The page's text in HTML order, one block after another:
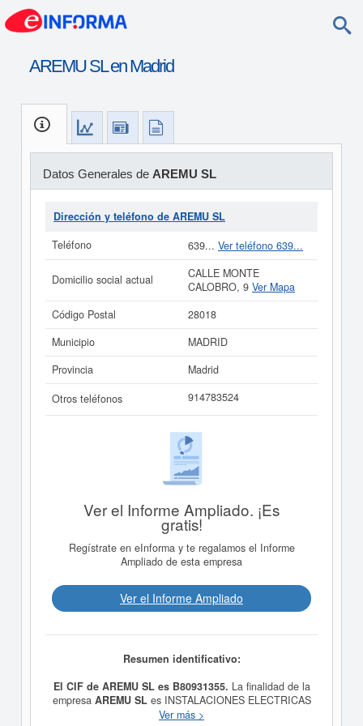
AREMU SL en Madrid
Datos Generales de AREMU SL
Dirección y teléfono de AREMU SL
Teléfono
639... Ver teléfono 639...
Domicilio social actual
CALLE MONTE
CALOBRO, 9 Ver Mapa
Código Postal
28018
Municipio
MADRID
Provincia
Madrid
Otros teléfonos
914783524
Ver el Informe Ampliado. ¡Es
gratis!
Regístrate en eInforma y te regalamos el Informe
Ampliado de esta empresa
Ver el Informe Ampliado
Resumen identificativo:
El CIF de AREMU SL es B80931355. La finalidad de la
empresa AREMU SLes INSTALACIONES ELECTRICAS
EN GENERAL. y fue constituida el 30/06/1994. Se
Ver más >